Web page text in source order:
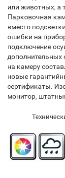
или животных, а
Парковочная
вместо
ошибки на
подключение
дополнительных
на камеру
новые
сертификаты.
монитор,